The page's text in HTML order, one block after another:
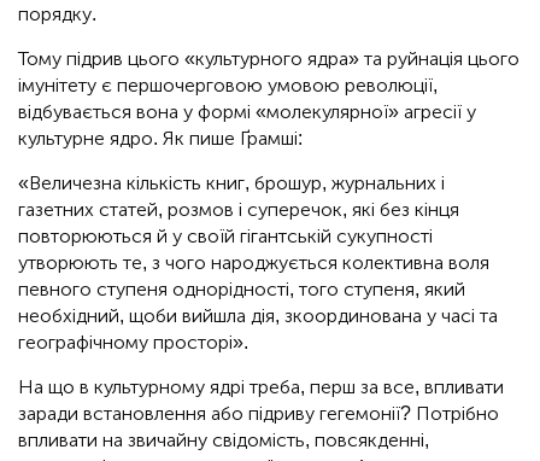
порядку.
Тому підрив цього «культурного ядра» та руйнація цього
імунітету є першочерговою умовою революції,
відбувається вона у формі «молекулярної» агресії у
культурне ядро. Як пише Ґрамші:
«Величезна кількість книг, брошур, журнальних і
газетних статей, розмов і суперечок, які без кінця
повторюються й у своїй гігантській сукупності
утворюють те, з чого народжується колективна воля
певного ступеня однорідності, того ступеня, який
необхідний, щоби вийшла дія, зкоординована у часі та
географічному просторі».
На що в культурному ядрі треба, перш за все, впливати
заради встановлення або підриву гегемонії? Потрібно
впливати на звичайну свідомість, повсякденні,